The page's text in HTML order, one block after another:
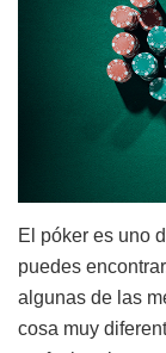
El póker es uno
puedes
algunas de las
cosa muy